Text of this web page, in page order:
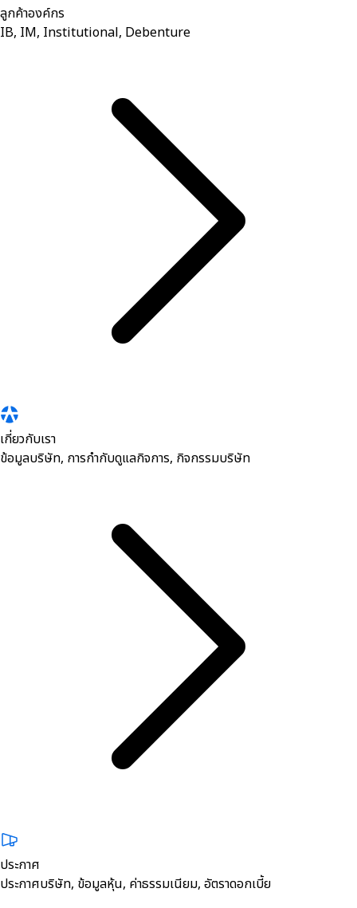
ลูกค้าองค์กร
IB, IM, Institutional, Debenture
เกี่ยวกับเรา
ข้อมูลบริษัท, การกำกับดูแลกิจการ, กิจกรรมบริษัท
ประกาศ
ประกาศบริษัท, ข้อมูลหุ้น, ค่าธรรมเนียม, อัตราดอกเบี้ย